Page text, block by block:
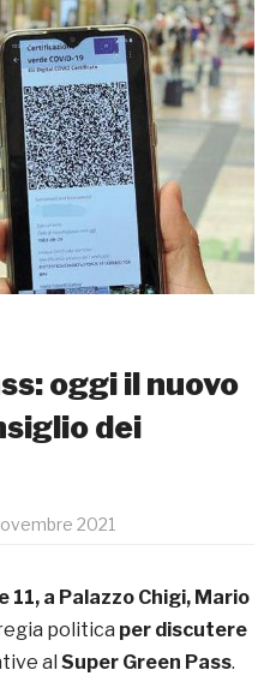
oggi il nuovo
dei
2021
11, a Palazzo Chigi, Mario
politica per discutere
al Super Green Pass.